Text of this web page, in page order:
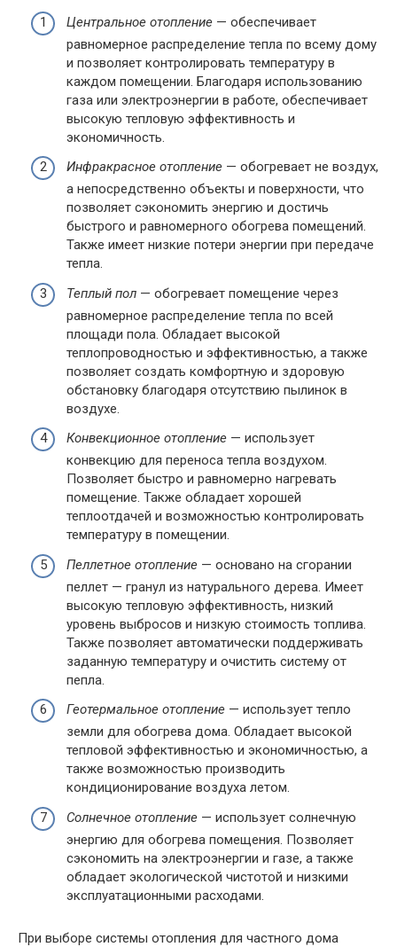
Центральное отопление — обеспечивает
равномерное распределение тепла по всему дому
и позволяет контролировать температуру в
каждом помещении. Благодаря использованию
газа или электроэнергии в работе, обеспечивает
высокую тепловую эффективность и
экономичность.
Инфракрасное отопление — обогревает не воздух,
а непосредственно объекты и поверхности, что
позволяет сэкономить энергию и достичь
быстрого и равномерного обогрева помещений.
Также имеет низкие потери энергии при передаче
тепла.
Теплый пол — обогревает помещение через
равномерное распределение тепла по всей
площади пола. Обладает высокой
теплопроводностью и эффективностью, а также
позволяет создать комфортную и здоровую
обстановку благодаря отсутствию пылинок в
воздухе.
Конвекционное отопление — использует
конвекцию для переноса тепла воздухом.
Позволяет быстро и равномерно нагревать
помещение. Также обладает хорошей
теплоотдачей и возможностью контролировать
температуру в помещении.
Пеллетное отопление — основано на сгорании
пеллет — гранул из натурального дерева. Имеет
высокую тепловую эффективность, низкий
уровень выбросов и низкую стоимость топлива.
Также позволяет автоматически поддерживать
заданную температуру и очистить систему от
пепла.
Геотермальное отопление — использует тепло
земли для обогрева дома. Обладает высокой
тепловой эффективностью и экономичностью, а
также возможностью производить
кондиционирование воздуха летом.
Солнечное отопление — использует солнечную
энергию для обогрева помещения. Позволяет
сэкономить на электроэнергии и газе, а также
обладает экологической чистотой и низкими
эксплуатационными расходами.
При выборе системы отопления для частного дома